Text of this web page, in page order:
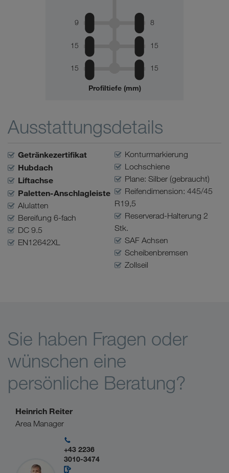
9 8
15 15
15 15
Profiltiefe (mm)
Ausstattungsdetails
Getränkezertifikat
Hubdach
Liftachse
Paletten-Anschlagleiste
Alulatten
Bereifung 6-fach
DC 9.5
EN12642XL
Konturmarkierung
Lochschiene
Plane: Silber (gebraucht)
Reifendimension: 445/45
R19,5
Reserverad-Halterung 2
Stk.
SAF Achsen
Scheibenbremsen
Zollseil
Sie haben Fragen oder
wünschen eine
persönliche Beratung?
Heinrich Reiter
Area Manager
+43 2236
3010-3474